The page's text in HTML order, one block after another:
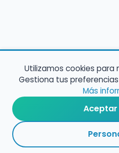
Utilizamos cookies para
Gestiona tus
Más